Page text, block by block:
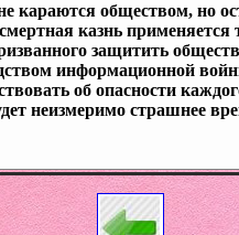
караются обществом, но
казнь применяется
защитить
информационной
об опасности
неизмеримо страшнее